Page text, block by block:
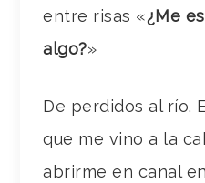
entre risas «¿Me
algo?»
De perdidos al río.
que me vino a la
abrirme en canal